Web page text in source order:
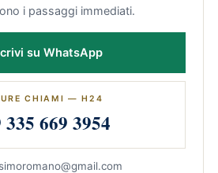
i passaggi immediati.
su WhatsApp
CHIAMI — H24
335 669 3954